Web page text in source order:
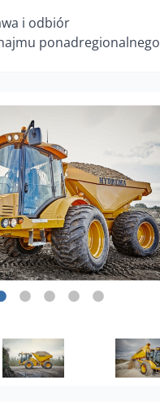
i odbiór
ponadregionalnego